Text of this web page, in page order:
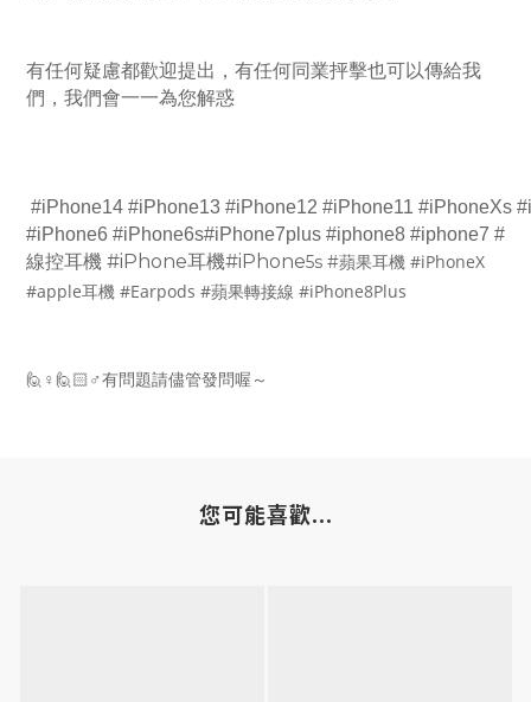
有任何疑慮都歡迎提出，有任何同業抨擊也可以傳給我
們，我們會一一為您解惑
#iPhone14 #iPhone13 #iPhone12 #iPhone11 #iPhoneXs
#iPhone6 #iPhone6s#iPhone7plus #iphone8 #iphone7 #
線控耳機 #iPhone耳機#iPhone5s #蘋果耳機 #iPhoneX
#apple耳機 #Earpods #蘋果轉接線 #iPhone8Plus
🙋 ♀ 🙋🏻♂有問題請儘管發問喔～
您可能喜歡...